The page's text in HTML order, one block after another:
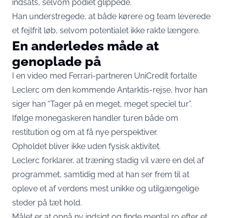
indsats, selvom podiet glippede.
Han understregede, at både kørere og team leverede
et fejlfrit løb, selvom potentialet ikke rakte længere.
En anderledes måde at
genoplade på
I en video med Ferrari-partneren UniCredit fortalte
Leclerc om den kommende Antarktis-rejse, hvor han
siger han “Tager på en meget, meget speciel tur”.
Ifølge monegaskeren handler turen både om
restitution og om at få nye perspektiver.
Opholdet bliver ikke uden fysisk aktivitet.
Leclerc forklarer, at træning stadig vil være en del af
programmet, samtidig med at han ser frem til at
opleve et af verdens mest unikke og utilgængelige
steder på tæt hold.